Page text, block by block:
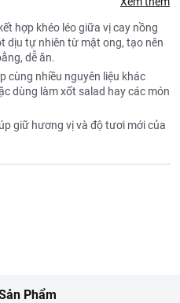
hợp khéo léo giữa vị cay nồng
dịu tự nhiên từ mật ong, tạo nên
dễ ăn.
cùng nhiều nguyên liệu khác
dùng làm xốt salad hay các món
giữ hương vị và độ tươi mới của
Phẩm